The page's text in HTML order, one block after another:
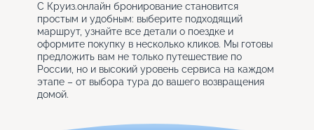
С Круиз.онлайн бронирование становится
простым и удобным: выберите подходящий
маршрут, узнайте все детали о поездке и
оформите покупку в несколько кликов. Мы готовы
предложить вам не только путешествие по
России, но и высокий уровень сервиса на каждом
этапе – от выбора тура до вашего возвращения
домой.